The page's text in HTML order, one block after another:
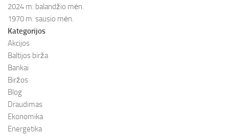
2024 m. balandžio mėn.
1970 m. sausio mėn.
Kategorijos
Akcijos
Baltijos birža
Bankai
Biržos
Blog
Draudimas
Ekonomika
Energetika